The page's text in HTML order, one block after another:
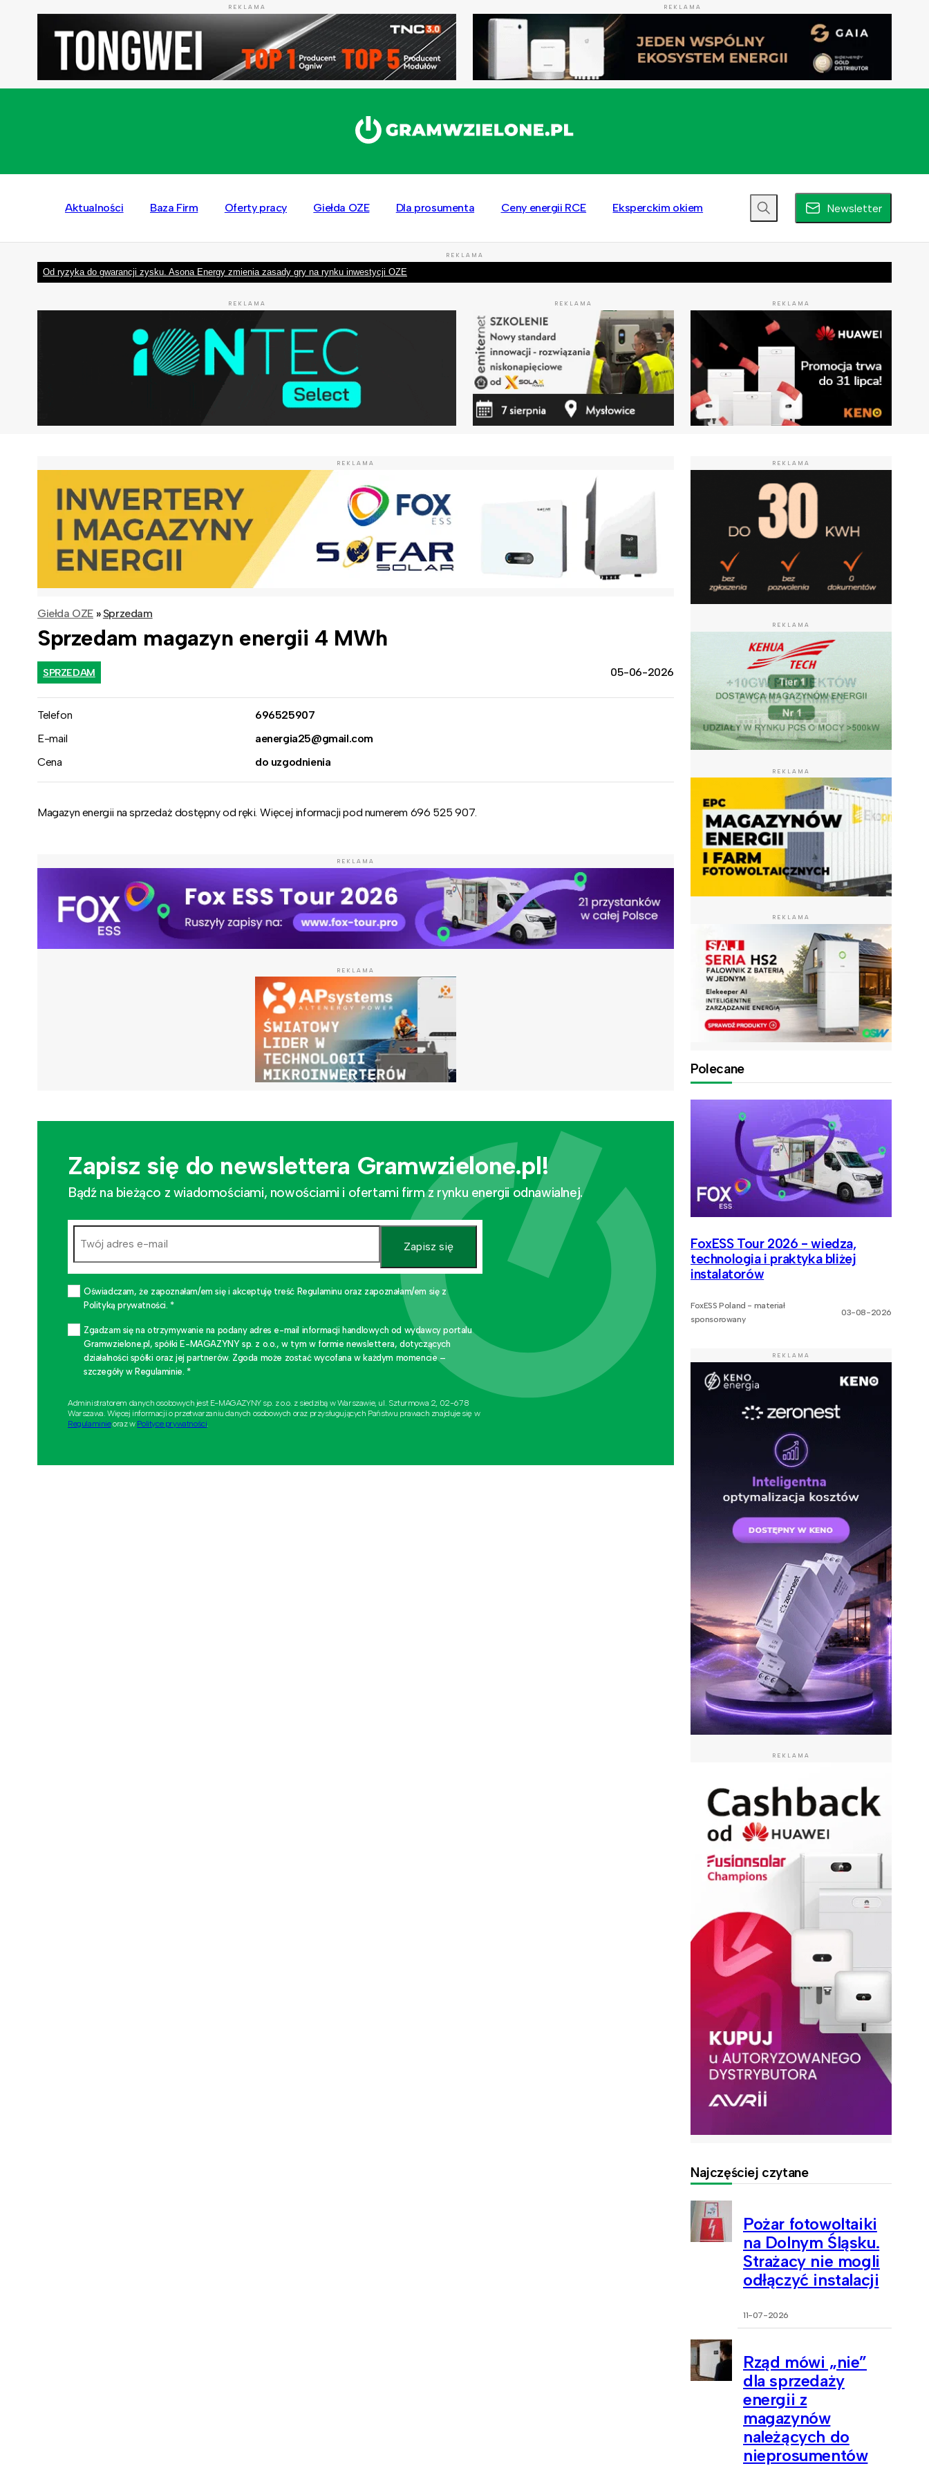
REKLAMA REKLAMA
Aktualności Baza Firm Oferty pracy Giełda OZE Dla prosumenta Ceny energii RCE Eksperckim okiem Newsletter
REKLAMA
Od ryzyka do gwarancji zysku. Asona Energy zmienia zasady gry na rynku inwestycji OZE
REKLAMA REKLAMA REKLAMA
REKLAMA
Giełda OZE » Sprzedam
Sprzedam magazyn energii 4 MWh
SPRZEDAM 05-06-2026
Telefon
696525907
E-mail
aenergia25@gmail.com
Cena
do uzgodnienia
Magazyn energii na sprzedaż dostępny od ręki. Więcej informacji pod numerem 696 525 907.
REKLAMA
REKLAMA
Zapisz się do newslettera Gramwzielone.pl!
Bądź na bieżąco z wiadomościami, nowościami i ofertami firm z rynku energii odnawialnej.
Zapisz się
Oświadczam, że zapoznałam/em się i akceptuję treść Regulaminu oraz zapoznałam/em się z
Polityką prywatności. *
Zgadzam się na otrzymywanie na podany adres e-mail informacji handlowych od wydawcy portalu
Gramwzielone.pl, spółki E-MAGAZYNY sp. z o.o., w tym w formie newslettera, dotyczących
działalności spółki oraz jej partnerów. Zgoda może zostać wycofana w każdym momencie –
szczegóły w Regulaminie. *
Administratorem danych osobowych jest E-MAGAZYNY sp. z o.o. z siedzibą w Warszawie, ul. Szturmowa 2, 02-678
Warszawa. Więcej informacji o przetwarzaniu danych osobowych oraz przysługujących Państwu prawach znajduje się w
Regulaminieoraz w Polityce prywatności.
REKLAMA
REKLAMA
REKLAMA
REKLAMA
Polecane
FoxESS Tour 2026 - wiedza,
technologia i praktyka bliżej
instalatorów
FoxESS Poland - materiał
sponsorowany
03-08-2026
REKLAMA
REKLAMA
Najczęściej czytane
Pożar fotowoltaiki
na Dolnym Śląsku.
Strażacy nie mogli
odłączyć instalacji
11-07-2026
Rząd mówi „nie”
dla sprzedaży
energii z
magazynów
należących do
nieprosumentów